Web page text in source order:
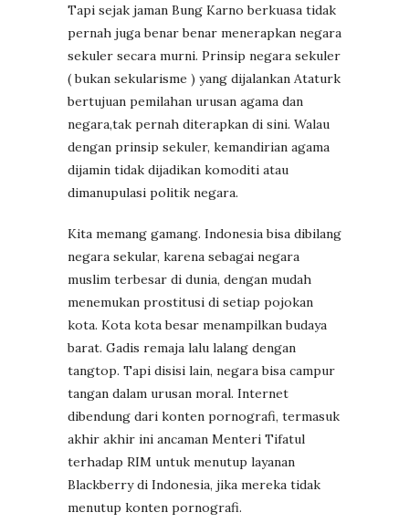
Tapi sejak jaman Bung Karno berkuasa tidak
pernah juga benar benar menerapkan negara
sekuler secara murni. Prinsip negara sekuler
( bukan sekularisme ) yang dijalankan Ataturk
bertujuan pemilahan urusan agama dan
negara,tak pernah diterapkan di sini. Walau
dengan prinsip sekuler, kemandirian agama
dijamin tidak dijadikan komoditi atau
dimanupulasi politik negara.
Kita memang gamang. Indonesia bisa dibilang
negara sekular, karena sebagai negara
muslim terbesar di dunia, dengan mudah
menemukan prostitusi di setiap pojokan
kota. Kota kota besar menampilkan budaya
barat. Gadis remaja lalu lalang dengan
tangtop. Tapi disisi lain, negara bisa campur
tangan dalam urusan moral. Internet
dibendung dari konten pornografi, termasuk
akhir akhir ini ancaman Menteri Tifatul
terhadap RIM untuk menutup layanan
Blackberry di Indonesia, jika mereka tidak
menutup konten pornografi.